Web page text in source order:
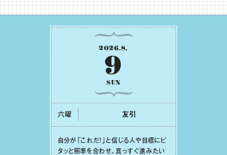
2026.8.
9
SUN
六曜 友引
⾃分が「これだ！」と信じる⼈や⽬標にピ
タッと照準を合わせ、真っすぐ進みたい